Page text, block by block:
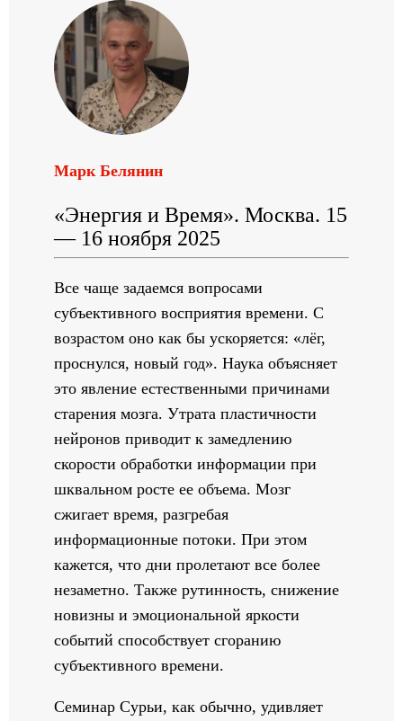
Марк Белянин
«Энергия и Время». Москва. 15
— 16 ноября 2025
Все чаще задаемся вопросами
субъективного восприятия времени. С
возрастом оно как бы ускоряется: «лёг,
проснулся, новый год». Наука объясняет
это явление естественными причинами
старения мозга. Утрата пластичности
нейронов приводит к замедлению
скорости обработки информации при
шквальном росте ее объема. Мозг
сжигает время, разгребая
информационные потоки. При этом
кажется, что дни пролетают все более
незаметно. Также рутинность, снижение
новизны и эмоциональной яркости
событий способствует сгоранию
субъективного времени.
Семинар Сурьи, как обычно, удивляет